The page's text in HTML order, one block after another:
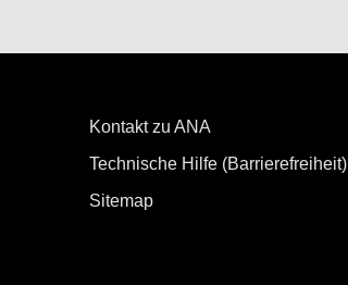
Kontakt zu ANA
Technische Hilfe (Barrierefreiheit)
Sitemap